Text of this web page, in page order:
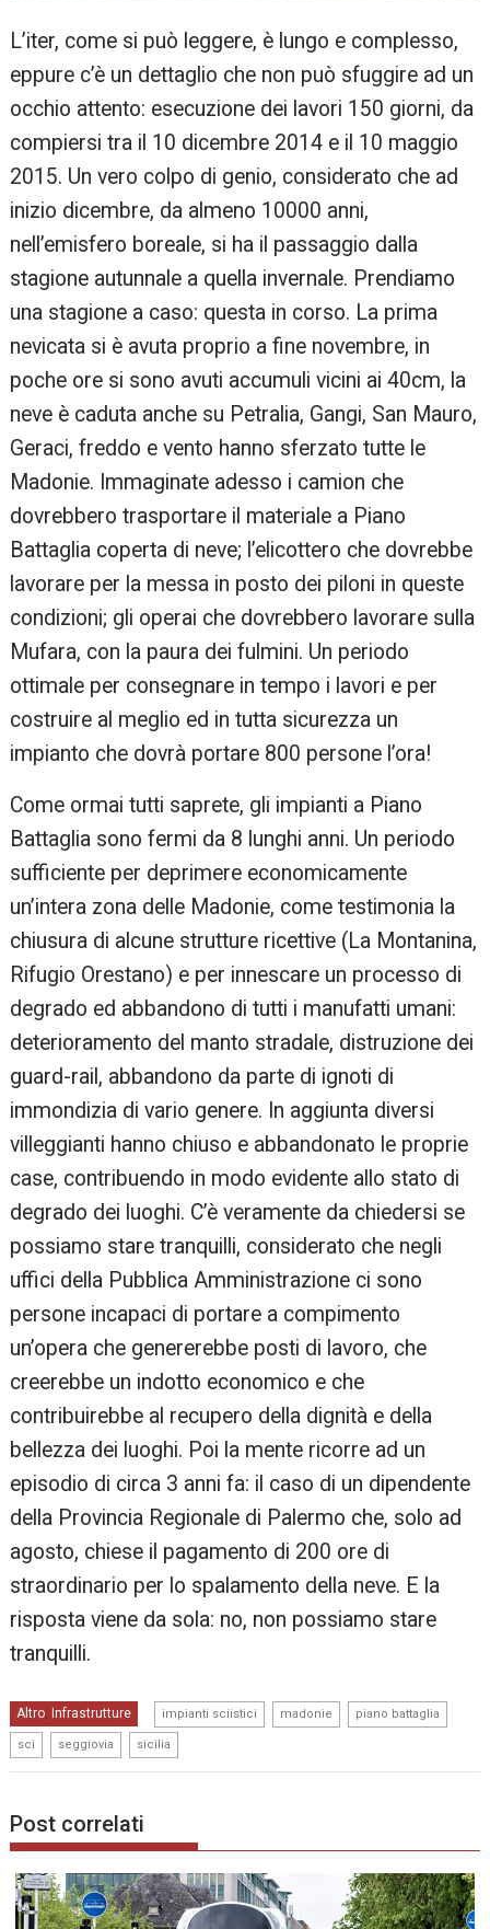
L’iter, come si può leggere, è lungo e complesso,
eppure c’è un dettaglio che non può sfuggire ad un
occhio attento: esecuzione dei lavori 150 giorni, da
compiersi tra il 10 dicembre 2014 e il 10 maggio
2015. Un vero colpo di genio, considerato che ad
inizio dicembre, da almeno 10000 anni,
nell’emisfero boreale, si ha il passaggio dalla
stagione autunnale a quella invernale. Prendiamo
una stagione a caso: questa in corso. La prima
nevicata si è avuta proprio a fine novembre, in
poche ore si sono avuti accumuli vicini ai 40cm, la
neve è caduta anche su Petralia, Gangi, San Mauro,
Geraci, freddo e vento hanno sferzato tutte le
Madonie. Immaginate adesso i camion che
dovrebbero trasportare il materiale a Piano
Battaglia coperta di neve; l’elicottero che dovrebbe
lavorare per la messa in posto dei piloni in queste
condizioni; gli operai che dovrebbero lavorare sulla
Mufara, con la paura dei fulmini. Un periodo
ottimale per consegnare in tempo i lavori e per
costruire al meglio ed in tutta sicurezza un
impianto che dovrà portare 800 persone l’ora!
Come ormai tutti saprete, gli impianti a Piano
Battaglia sono fermi da 8 lunghi anni. Un periodo
sufficiente per deprimere economicamente
un’intera zona delle Madonie, come testimonia la
chiusura di alcune strutture ricettive (La Montanina,
Rifugio Orestano) e per innescare un processo di
degrado ed abbandono di tutti i manufatti umani:
deterioramento del manto stradale, distruzione dei
guard-rail, abbandono da parte di ignoti di
immondizia di vario genere. In aggiunta diversi
villeggianti hanno chiuso e abbandonato le proprie
case, contribuendo in modo evidente allo stato di
degrado dei luoghi. C’è veramente da chiedersi se
possiamo stare tranquilli, considerato che negli
uffici della Pubblica Amministrazione ci sono
persone incapaci di portare a compimento
un’opera che genererebbe posti di lavoro, che
creerebbe un indotto economico e che
contribuirebbe al recupero della dignità e della
bellezza dei luoghi. Poi la mente ricorre ad un
episodio di circa 3 anni fa: il caso di un dipendente
della Provincia Regionale di Palermo che, solo ad
agosto, chiese il pagamento di 200 ore di
straordinario per lo spalamento della neve. E la
risposta viene da sola: no, non possiamo stare
tranquilli.
Altro, Infrastrutture impianti sciistici madonie piano battaglia
sci seggiovia sicilia
Post correlati